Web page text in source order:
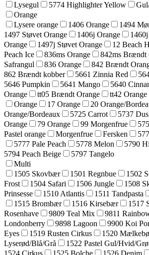
Lysegul
5774 Highlighter Yellow
Orange
Lysere orange
1406 Orange
1494
1497 Støvet Orange
1406j Orange
Orange
1497j Støvet Orange 12 Beach
Peach Ice
836ms Orange 842ms Brændt
Safrangul
836 Orange 842 Brændt
862 Brændt kobber
5661 Zinnia Red
5646 Pumpkin
5641 Mango 5640
Orange
tt05 Brændt Orange tt42 Orange
Orange
17 Orange 20 Orange/
Orange/Bordeaux
5725 Carrot 5737
Orange
79 Orange 99 Morgenfrue
Pastel orange
Morgenfrue Fersken
5777 Pale Peach
5778 Melon
5790
5794 Peach Beige
5797 Tangelo
Multi
1505 Skovbær
1501 Regnbue 1502
Frost
1504 Safari 1506 Jungle 1508
Prinsesse
1510 Atlantis 1511 Tandpasta
1515 Brombær
1516 Kirsebær 1517
Rosenhave
9809 Teal Mix 9811
Londonberry
9898 Lagoon 9900 Koi
Eyes
1519 Rusten Cirkus 1520
Lyserød/Blå/Grå
1522 Pastel Gul/Hvid/